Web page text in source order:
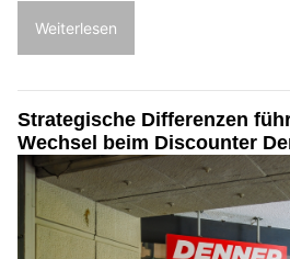
Weiterlesen
Strategische Differenzen
Wechsel beim Discounter